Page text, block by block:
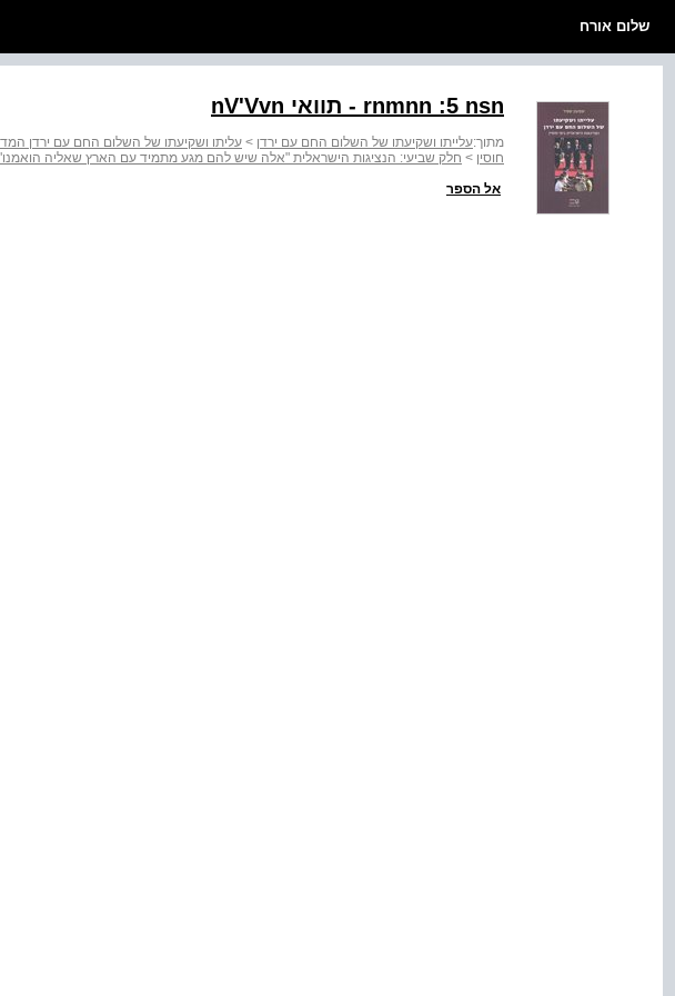
שלום אורח
‭- rnmnn :5 nsn‬ תוואי ‭nV'Vvn‬
מתוך:עלייתו ושקיעתו של השלום החם עם ירדן > עליתו ושקיעתו של השלום החם עם ירדן
חוסין > חלק שביעי: הנציגות הישראלית "אלה שיש להם מגע מתמיד עם הארץ שאליה
אל הספר